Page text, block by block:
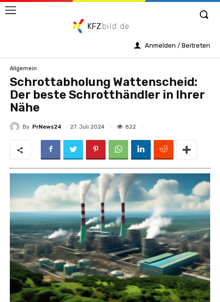
KFZ bild.de
Anmelden / Beitreten
Allgemein
Schrottabholung Wattenscheid:
Der beste Schrotthändler in Ihrer
Nähe
By PrNews24 27. Juli 2024 822